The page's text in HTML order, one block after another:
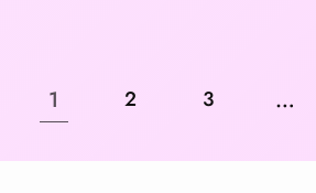
1 2 3 …